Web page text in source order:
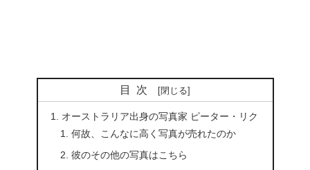
目次
オーストラリア出身の写真家 ピーター・リク
何故、こんなに高く写真が売れたのか
彼のその他の写真はこちら